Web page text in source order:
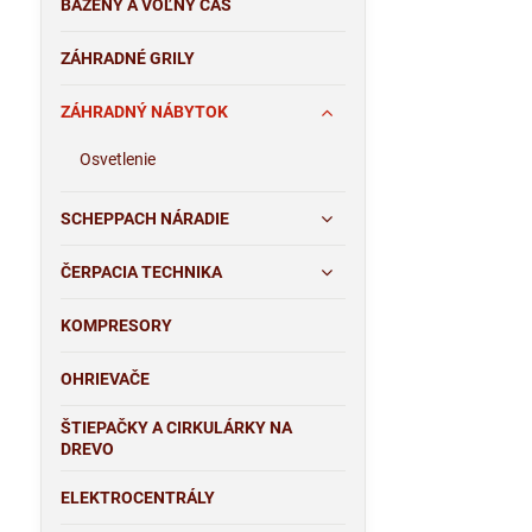
BAZÉNY A VOĽNÝ ČAS
ZÁHRADNÉ GRILY
ZÁHRADNÝ NÁBYTOK
Osvetlenie
SCHEPPACH NÁRADIE
ČERPACIA TECHNIKA
KOMPRESORY
OHRIEVAČE
ŠTIEPAČKY A CIRKULÁRKY NA
DREVO
ELEKTROCENTRÁLY